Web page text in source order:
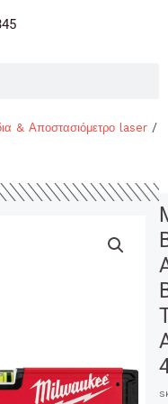
& Αποστασιόμετρο laser /